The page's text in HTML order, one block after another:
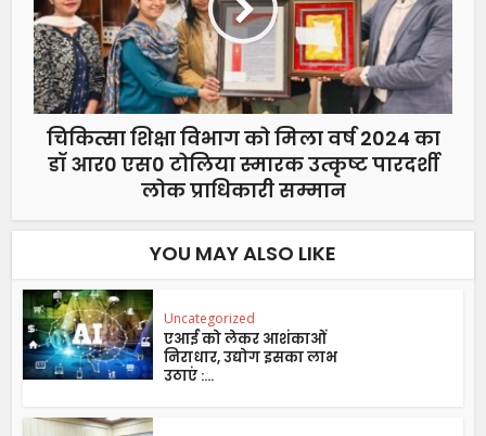
चिकित्सा शिक्षा विभाग को मिला वर्ष 2024 का
डॉ आर0 एस0 टोलिया स्मारक उत्कृष्ट पारदर्शी
लोक प्राधिकारी सम्मान
YOU MAY ALSO LIKE
Uncategorized
एआई को लेकर आशंकाओं
निराधार, उद्योग इसका लाभ
उठाएं :...